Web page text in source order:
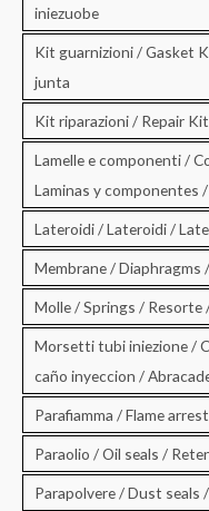
iniezuobe
Kit guarnizioni / Gasket
junta
Kit riparazioni / Repair
Lamelle e componenti /
Laminas y componentes
Lateroidi / Lateroidi /
Membrane / Diaphragms
Molle / Springs / Resorte
Morsetti tubi iniezione /
caño inyeccion /
Parafiamma / Flame
Paraolio / Oil seals /
Parapolvere / Dust seals